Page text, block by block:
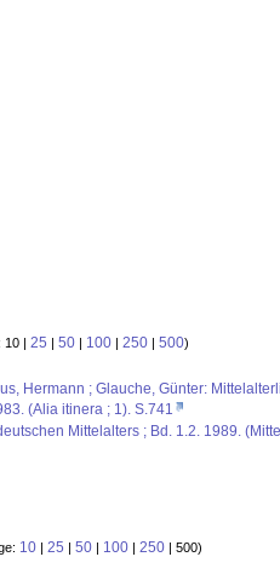
10 | 25 | 50 | 100 | 250 | 500)
Hermann ; Glauche, Günter:
(Alia itinera ; 1). S.741
Mittelalters ; Bd. 1.2. 1989.
10 25 50 100 250 | 500)